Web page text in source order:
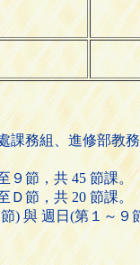
課務組、進修部教
節，共 45 節課。
節，共 20 節課。
週日(第１～９